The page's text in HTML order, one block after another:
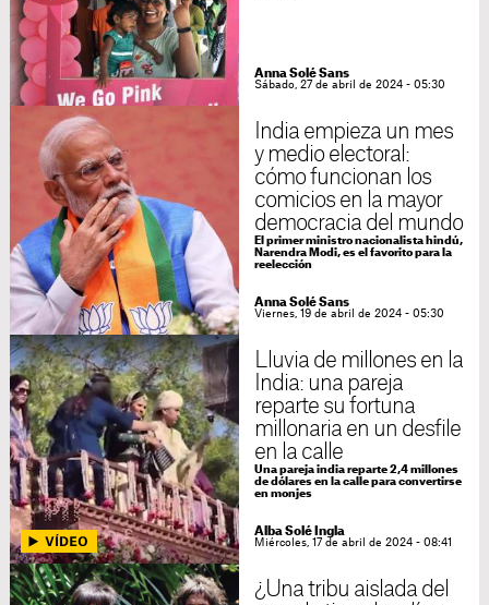
Anna Solé Sans
Sábado, 27 de abril de 2024 - 05:30
India empieza un mes
y medio electoral:
cómo funcionan los
comicios en la mayor
democracia del mundo
El primer ministro nacionalista hindú,
Narendra Modi, es el favorito para la
reelección
Anna Solé Sans
Viernes, 19 de abril de 2024 - 05:30
Lluvia de millones en la
India: una pareja
reparte su fortuna
millonaria en un desfile
en la calle
Una pareja india reparte 2,4 millones
de dólares en la calle para convertirse
en monjes
Alba Solé Ingla
Miércoles, 17 de abril de 2024 - 08:41
¿Una tribu aislada del